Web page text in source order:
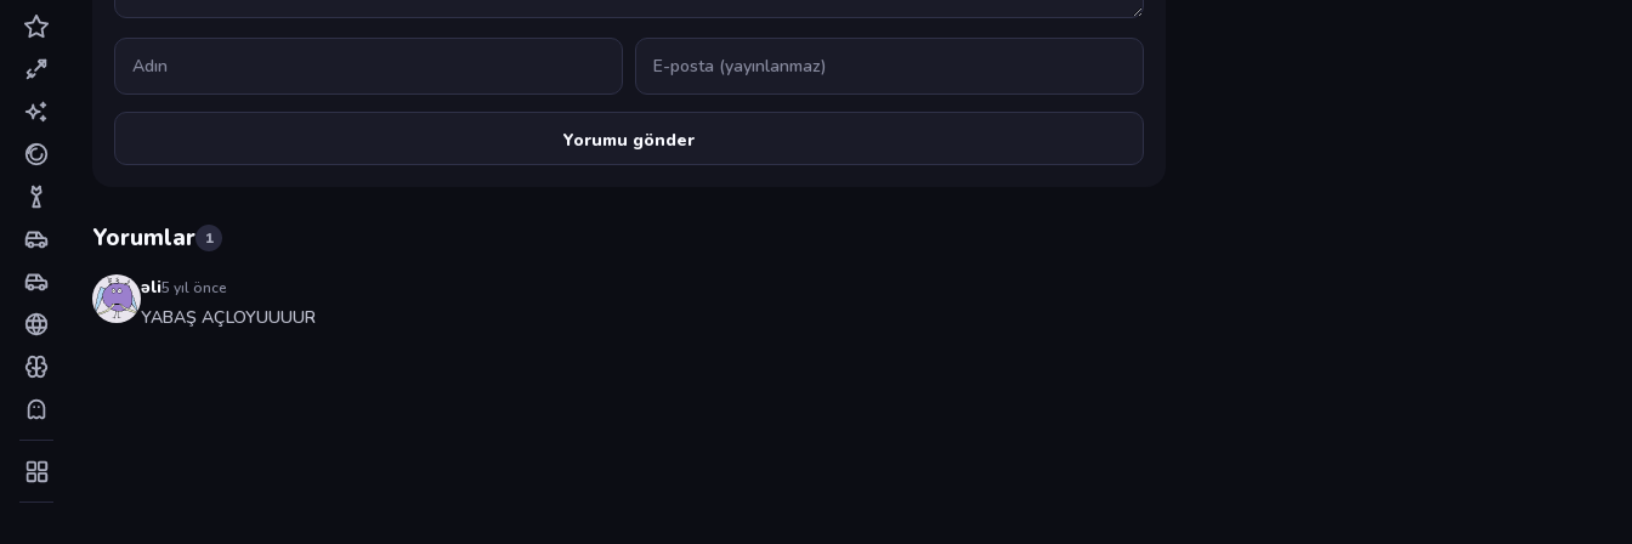
Ad E-posta
Yorumlar 1
əli5 yıl önce
YABAŞ AÇLOYUUUUR